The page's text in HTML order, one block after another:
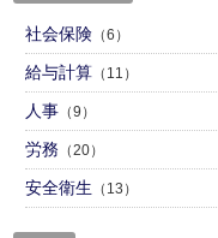
社会保険 （6）
給与計算 （11）
人事 （9）
労務 （20）
安全衛生 （13）